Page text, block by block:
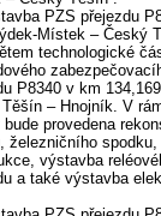
PZS přejezdu
Místek – Český
technologické
P8340 v km
– Hnojník. V
provedena
železničního spodku,
výstavba
a také výstavba